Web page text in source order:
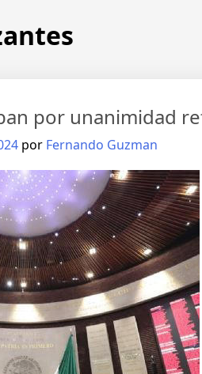
por unanimidad
por Fernando Guzman